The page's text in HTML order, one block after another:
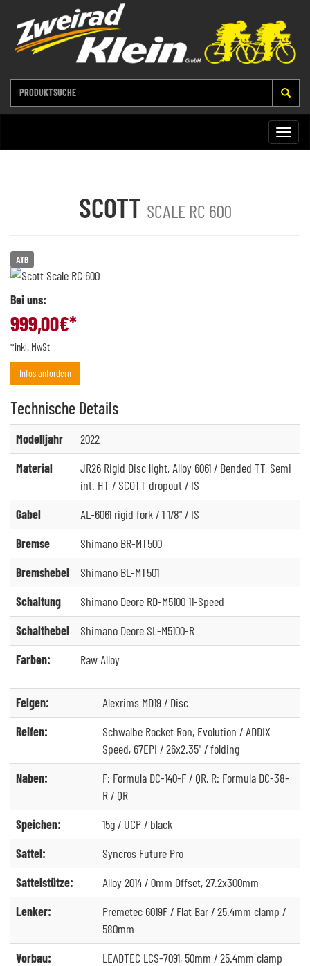
Toggle
SCOTT SCALE RC 600
ATB
Bei uns:
999,00€*
*inkl. MwSt
Infos anfordern
Technische Details
Modelljahr
2022
Material
JR26 Rigid Disc light, Alloy 6061 / Bended TT, Semi
int. HT / SCOTT dropout / IS
Gabel
AL-6061 rigid fork / 1 1/8" / IS
Bremse
Shimano BR-MT500
Bremshebel
Shimano BL-MT501
Schaltung
Shimano Deore RD-M5100 11-Speed
Schalthebel
Shimano Deore SL-M5100-R
Farben:
Raw Alloy
Felgen:
Alexrims MD19 / Disc
Reifen:
Schwalbe Rocket Ron, Evolution / ADDIX
Speed, 67EPI / 26x2.35" / folding
Naben:
F: Formula DC-140-F / QR, R: Formula DC-38-
R / QR
Speichen:
15g / UCP / black
Sattel:
Syncros Future Pro
Sattelstütze:
Alloy 2014 / 0mm Offset, 27.2x300mm
Lenker:
Premetec 6019F / Flat Bar / 25.4mm clamp /
580mm
Vorbau:
LEADTEC LCS-7091, 50mm / 25.4mm clamp